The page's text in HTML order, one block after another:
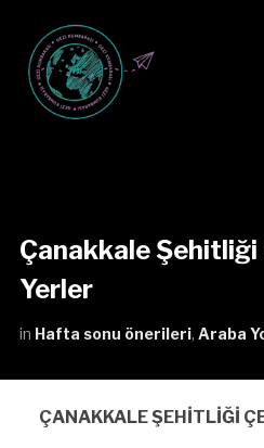
Çanakkale
Yerler
in Hafta sonu önerileri, Araba
ÇANAKKALE ŞEHİTLİĞİ